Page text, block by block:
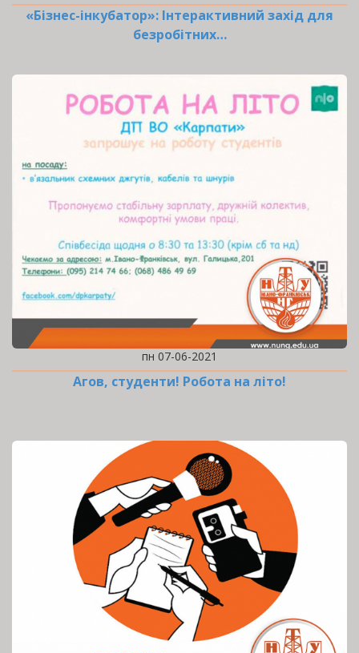
«Бізнес-інкубатор»: Інтерактивний захід для
безробітних…
пн 07-06-2021
Агов, студенти! Робота на літо!